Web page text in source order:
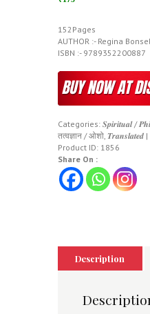
152Pages
AUTHOR :- Regina Bonsel
ISBN :- 9789352200887
Categories: 𝑺𝒑𝒊𝒓𝒊𝒕𝒖𝒂𝒍 /
तत्वज्ञान / ओशो
Product ID: 1856
Share On :
Description